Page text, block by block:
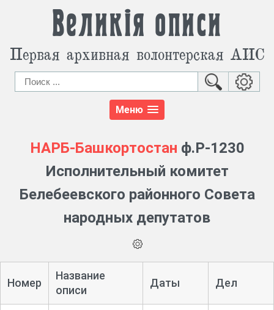
Великія описи
Первая архивная волонтерская АИС
Меню
НАРБ-Башкортостан ф.Р-1230
Исполнительный комитет
Белебеевского районного Совета
народных депутатов
Номер
Название
описи
Даты Дел